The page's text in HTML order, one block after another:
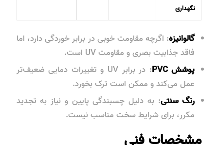
نگهداری
گالوانیزه: اگرچه مقاومت خوبی در برابر خوردگی دارد، اما
فاقد جذابیت بصری و مقاومت UV است.
پوشش PVC
: در برابر UV و تغییرات دمایی ضعیف‌تر
عمل می‌کند و ممکن است ترک بخورد.
رنگ سنتی: به دلیل چسبندگی پایین و نیاز به تجدید
مکرر، برای شرایط سخت مناسب نیست.
مشخصات فنی